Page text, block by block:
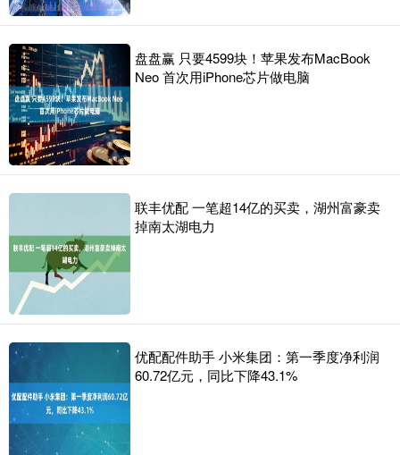
盘盘赢 只要4599块！苹果发布MacBook
Neo 首次用iPhone芯片做电脑
联丰优配 一笔超14亿的买卖，湖州富豪卖
掉南太湖电力
优配配件助手 小米集团：第一季度净利润
60.72亿元，同比下降43.1%